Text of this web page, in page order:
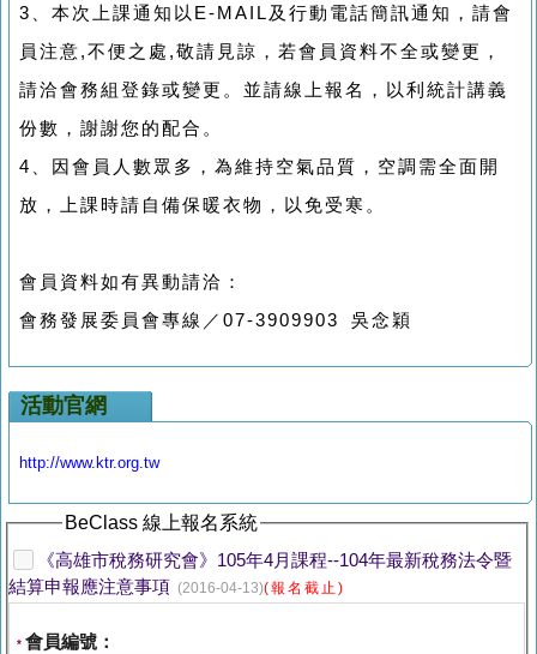
3、本次上課通知以E-MAIL及行動電話簡訊通知，請會
員注意,不便之處,敬請見諒，若會員資料不全或變更，
請洽會務組登錄或變更。並請線上報名，以利統計講義
份數，謝謝您的配合。
4、因會員人數眾多，為維持空氣品質，空調需全面開
放，上課時請自備保暖衣物，以免受寒。
會員資料如有異動請洽：
會務發展委員會專線／07-3909903 吳念穎
活動官網
http://www.ktr.org.tw
BeClass 線上報名系統
《高雄市稅務研究會》105年4月課程--104年最新稅務法令暨
結算申報應注意事項 (2016-04-13)(報名截止)
* 會員編號：